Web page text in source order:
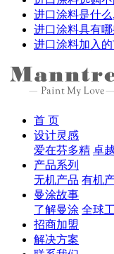
进口涂料是什
进口涂料具有
进口涂料加入
首 页
设计灵感
爱在芬多精 卓
产品系列
无机产品 有机
曼涂故事
了解曼涂 全球
招商加盟
解决方案